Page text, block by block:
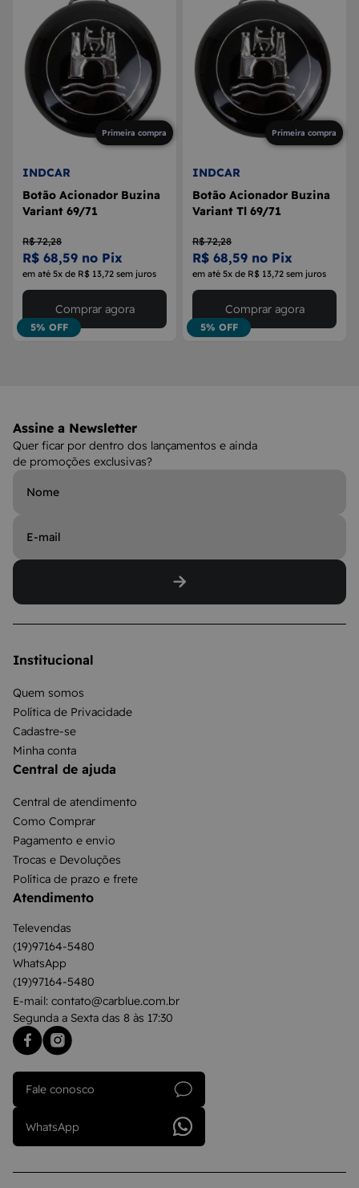
Primeira compra
INDCAR
Botão Acionador Buzina
Variant 69/71
R$ 72,28
R$ 68,59 no Pix
em até 5x de R$ 13,72 sem juros
5% OFF
Comprar agora
Primeira compra
INDCAR
Botão Acionador Buzina
Variant Tl 69/71
R$ 72,28
R$ 68,59 no Pix
em até 5x de R$ 13,72 sem juros
5% OFF
Comprar agora
Assine a Newsletter
Quer ficar por dentro dos lançamentos e ainda
de promoções exclusivas?
Institucional
Quem somos
Política de Privacidade
Cadastre-se
Minha conta
Central de ajuda
Central de atendimento
Como Comprar
Pagamento e envio
Trocas e Devoluções
Política de prazo e frete
Atendimento
Televendas
(19)97164-5480
WhatsApp
(19)97164-5480
E-mail: contato@carblue.com.br
Segunda a Sexta das 8 às 17:30
Fale conosco
WhatsApp